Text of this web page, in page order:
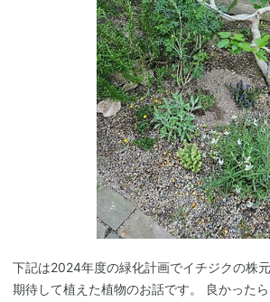
下記は2024年度の緑化計画でイチジクの株
期待して植えた植物のお話です。 良かった